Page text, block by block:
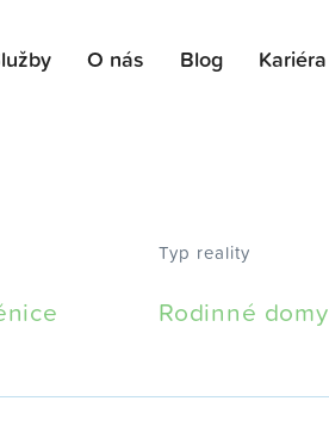
O nás Blog Kariéra
Typ reality
Rodinné domy